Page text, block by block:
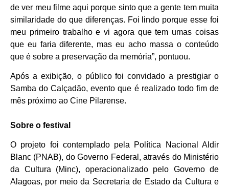
de ver meu filme aqui porque sinto que a gente tem muita
similaridade do que diferenças. Foi lindo porque esse foi
meu primeiro trabalho e vi agora que tem umas coisas
que eu faria diferente, mas eu acho massa o conteúdo
que é sobre a preservação da memória”, pontuou.
Após a exibição, o público foi convidado a prestigiar o
Samba do Calçadão, evento que é realizado todo fim de
mês próximo ao Cine Pilarense.
Sobre o festival
O projeto foi contemplado pela Política Nacional Aldir
Blanc (PNAB), do Governo Federal, através do Ministério
da Cultura (Minc), operacionalizado pelo Governo de
Alagoas, por meio da Secretaria de Estado da Cultura e